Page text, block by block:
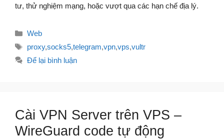
tư, thử nghiệm mạng, hoặc vượt qua các hạn chế địa lý.
Danh
Web
Thẻ
proxy,socks5,telegram,vpn,vps,vultr
Để lại bình luận
Cài VPN Server trên VPS –
WireGuard code tự động